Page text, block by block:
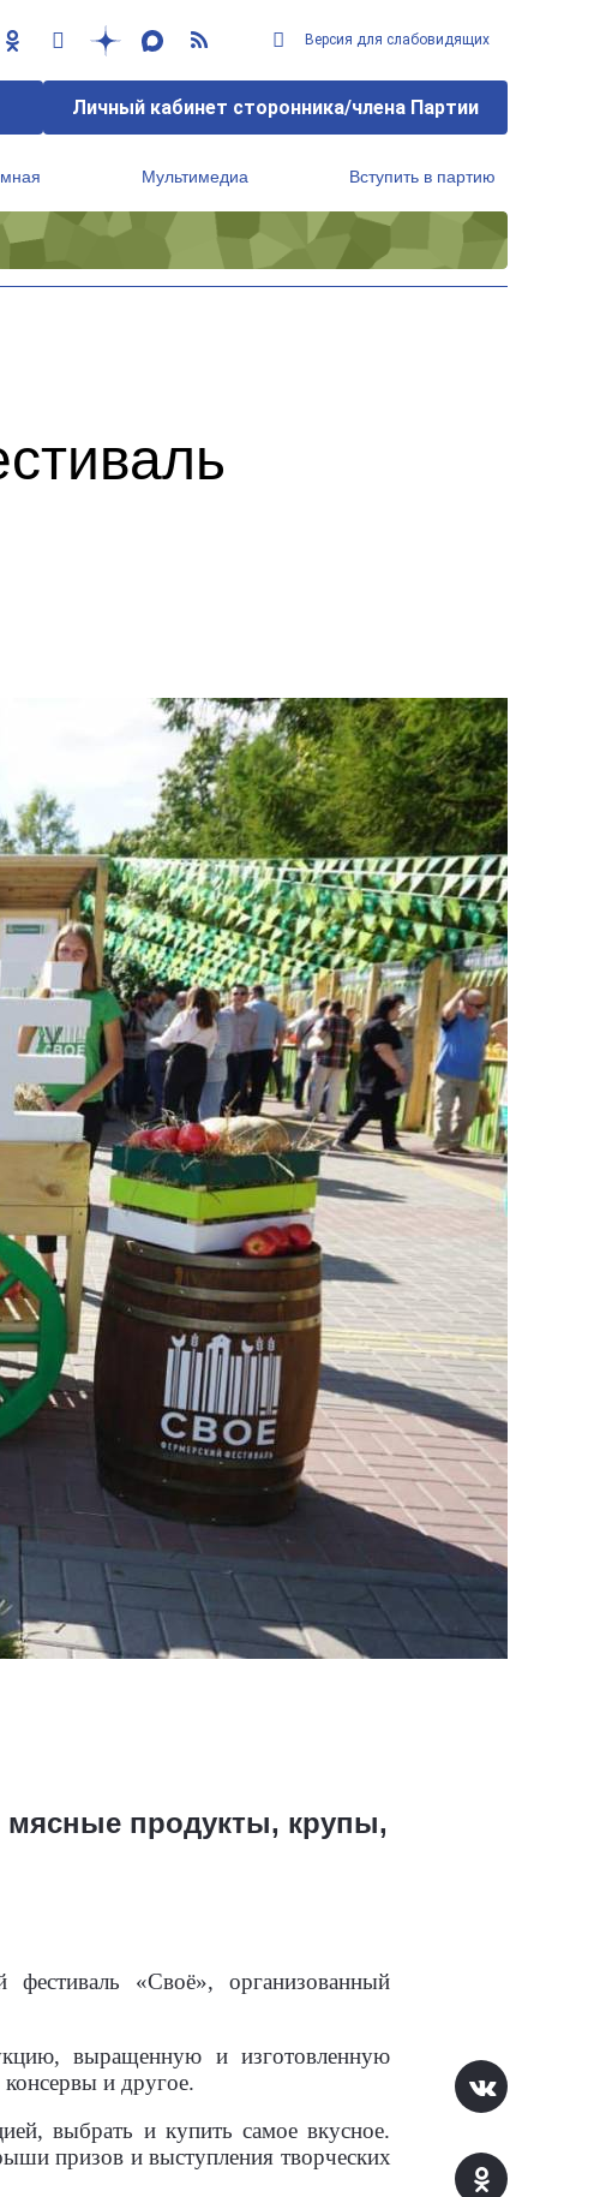
Версия для слабовидящих
Личный кабинет сторонника/члена Партии
Мультимедиа Вступить в партию
продукты, крупы,
«Своё», организованный
выращенную и изготовленную
и другое.
выбрать и купить самое вкусное.
призов и выступления творческих